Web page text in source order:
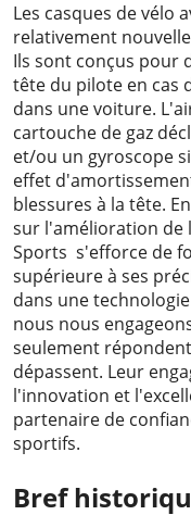
Les casques de vélo
relativement
Ils sont conçus pour
tête du pilote en cas
dans une voiture.
cartouche de gaz
et/ou un gyroscope
effet
blessures à la tête.
sur l'amélioration de
Sports s'efforce de
supérieure à ses
dans une
nous nous
seulement
dépassent. Leur
l'innovation et
partenaire de
sportifs.
Bref